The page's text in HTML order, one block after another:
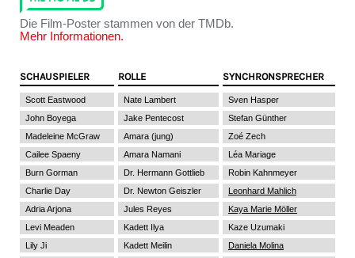
Die Film-Poster stammen von der TMDb.
Mehr Informationen.
SCHAUSPIELER ROLLE SYNCHRONSPRECHER
Scott Eastwood Nate Lambert
Sven Hasper
John Boyega
Jake Pentecost
Stefan Günther
Madeleine McGraw
Amara (jung)
Zoé Zech
Cailee Spaeny
Amara Namani
Léa Mariage
Burn Gorman
Dr. Hermann Gottlieb
Robin Kahnmeyer
Charlie Day
Dr. Newton Geiszler
Leonhard Mahlich
Adria Arjona
Jules Reyes
Kaya Marie Möller
Levi Meaden
Kadett Ilya
Kaze Uzumaki
Lily Ji
Kadett Meilin Daniela Molina